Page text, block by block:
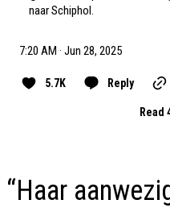
naar Schiphol.
7:20 AM · Jun 28, 2025
5.7K Reply
Read
“Haar